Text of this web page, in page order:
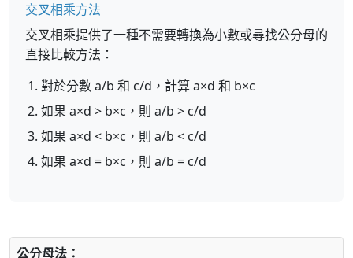
交叉相乘方法
交叉相乘提供了一種不需要轉換為小數或尋找公分母的
直接比較方法：
對於分數 a/b 和 c/d，計算 a×d 和 b×c
如果 a×d > b×c，則 a/b > c/d
如果 a×d < b×c，則 a/b < c/d
如果 a×d = b×c，則 a/b = c/d
公分母法：